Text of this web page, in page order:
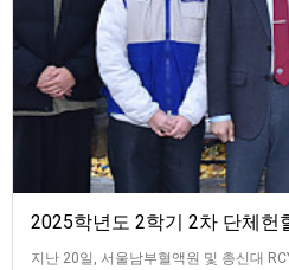
2025학년도 2학기 2차 단체헌
지난 20일, 서울남부혈액원 및 총신대